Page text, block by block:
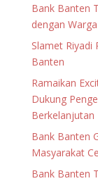
Bank Banten
dengan
Slamet Riyadi
Banten
Ramaikan
Dukung
Berkelanjutan
Bank Banten
Masyarakat
Bank Banten